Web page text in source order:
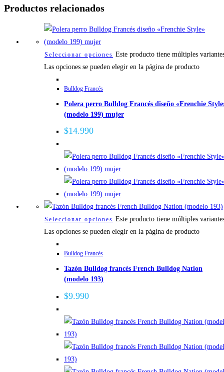
Productos relacionados
Seleccionar opciones Este producto tiene múltiples
Las opciones se pueden elegir en la página de producto
Bulldog Francés
Polera perro Bulldog Francés diseño «Frenchie
(modelo 199) mujer
$14.990
Seleccionar opciones Este producto tiene múltiples
Las opciones se pueden elegir en la página de producto
Bulldog Francés
Tazón Bulldog francés French Bulldog Nation
(modelo 193)
$9.990